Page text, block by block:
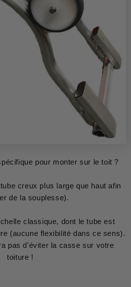
pour monter sur le toit ?
creux plus large que haut afin
de la souplesse).
classique, dont le tube est
(aucune flexibilité dans ce sens).
pas d'éviter la casse sur votre
toiture !